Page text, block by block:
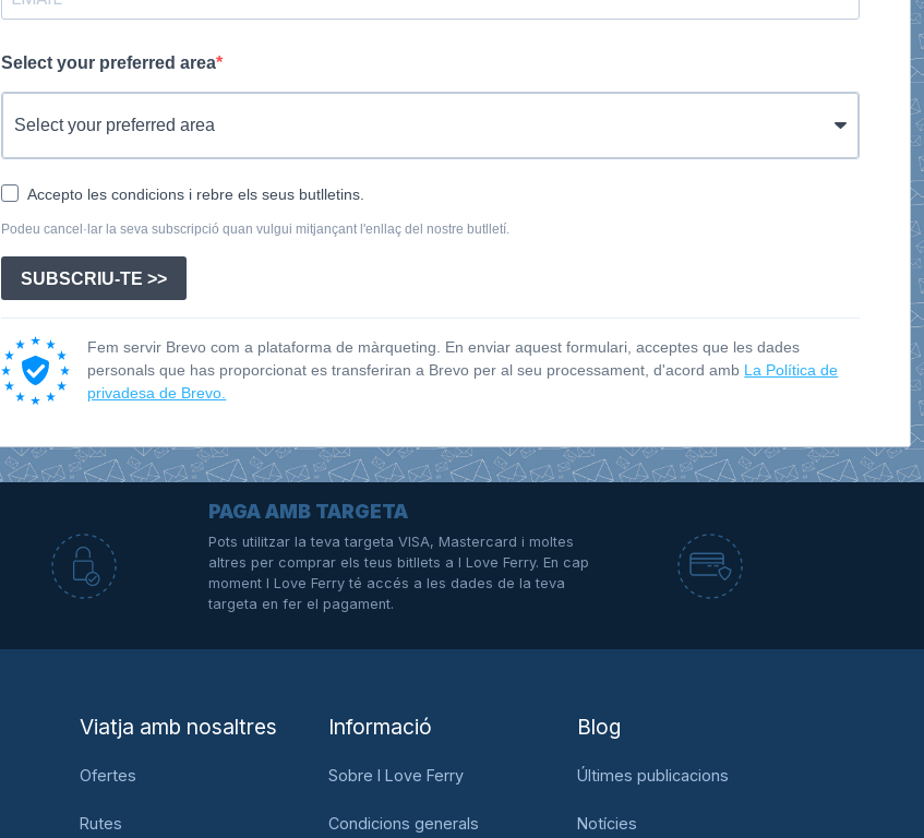
Select your preferred area
Accepto les condicions i rebre els seus butlletins.
Podeu cancel·lar la seva subscripció quan vulgui mitjançant l'enllaç del nostre butlletí.
SUBSCRIU-TE >>
Fem servir Brevo com a plataforma de màrqueting. En enviar aquest formulari, acceptes que les dades
personals que has proporcionat es transferiran a Brevo per al seu processament, d'acord amb La Política de
privadesa de Brevo.
PAGA AMB TARGETA
Pots utilitzar la teva targeta VISA, Mastercard i moltes
altres per comprar els teus bitllets a I Love Ferry. En cap
moment I Love Ferry té accés a les dades de la teva
targeta en fer el pagament.
Viatja amb nosaltres
Ofertes
Rutes
Informació
Sobre I Love Ferry
Condicions generals
Blog
Últimes publicacions
Notícies